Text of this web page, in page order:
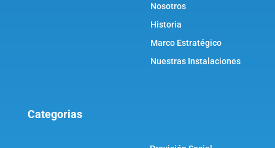
Nosotros
Historia
Marco Estratégico
Nuestras Instalaciones
Categorias